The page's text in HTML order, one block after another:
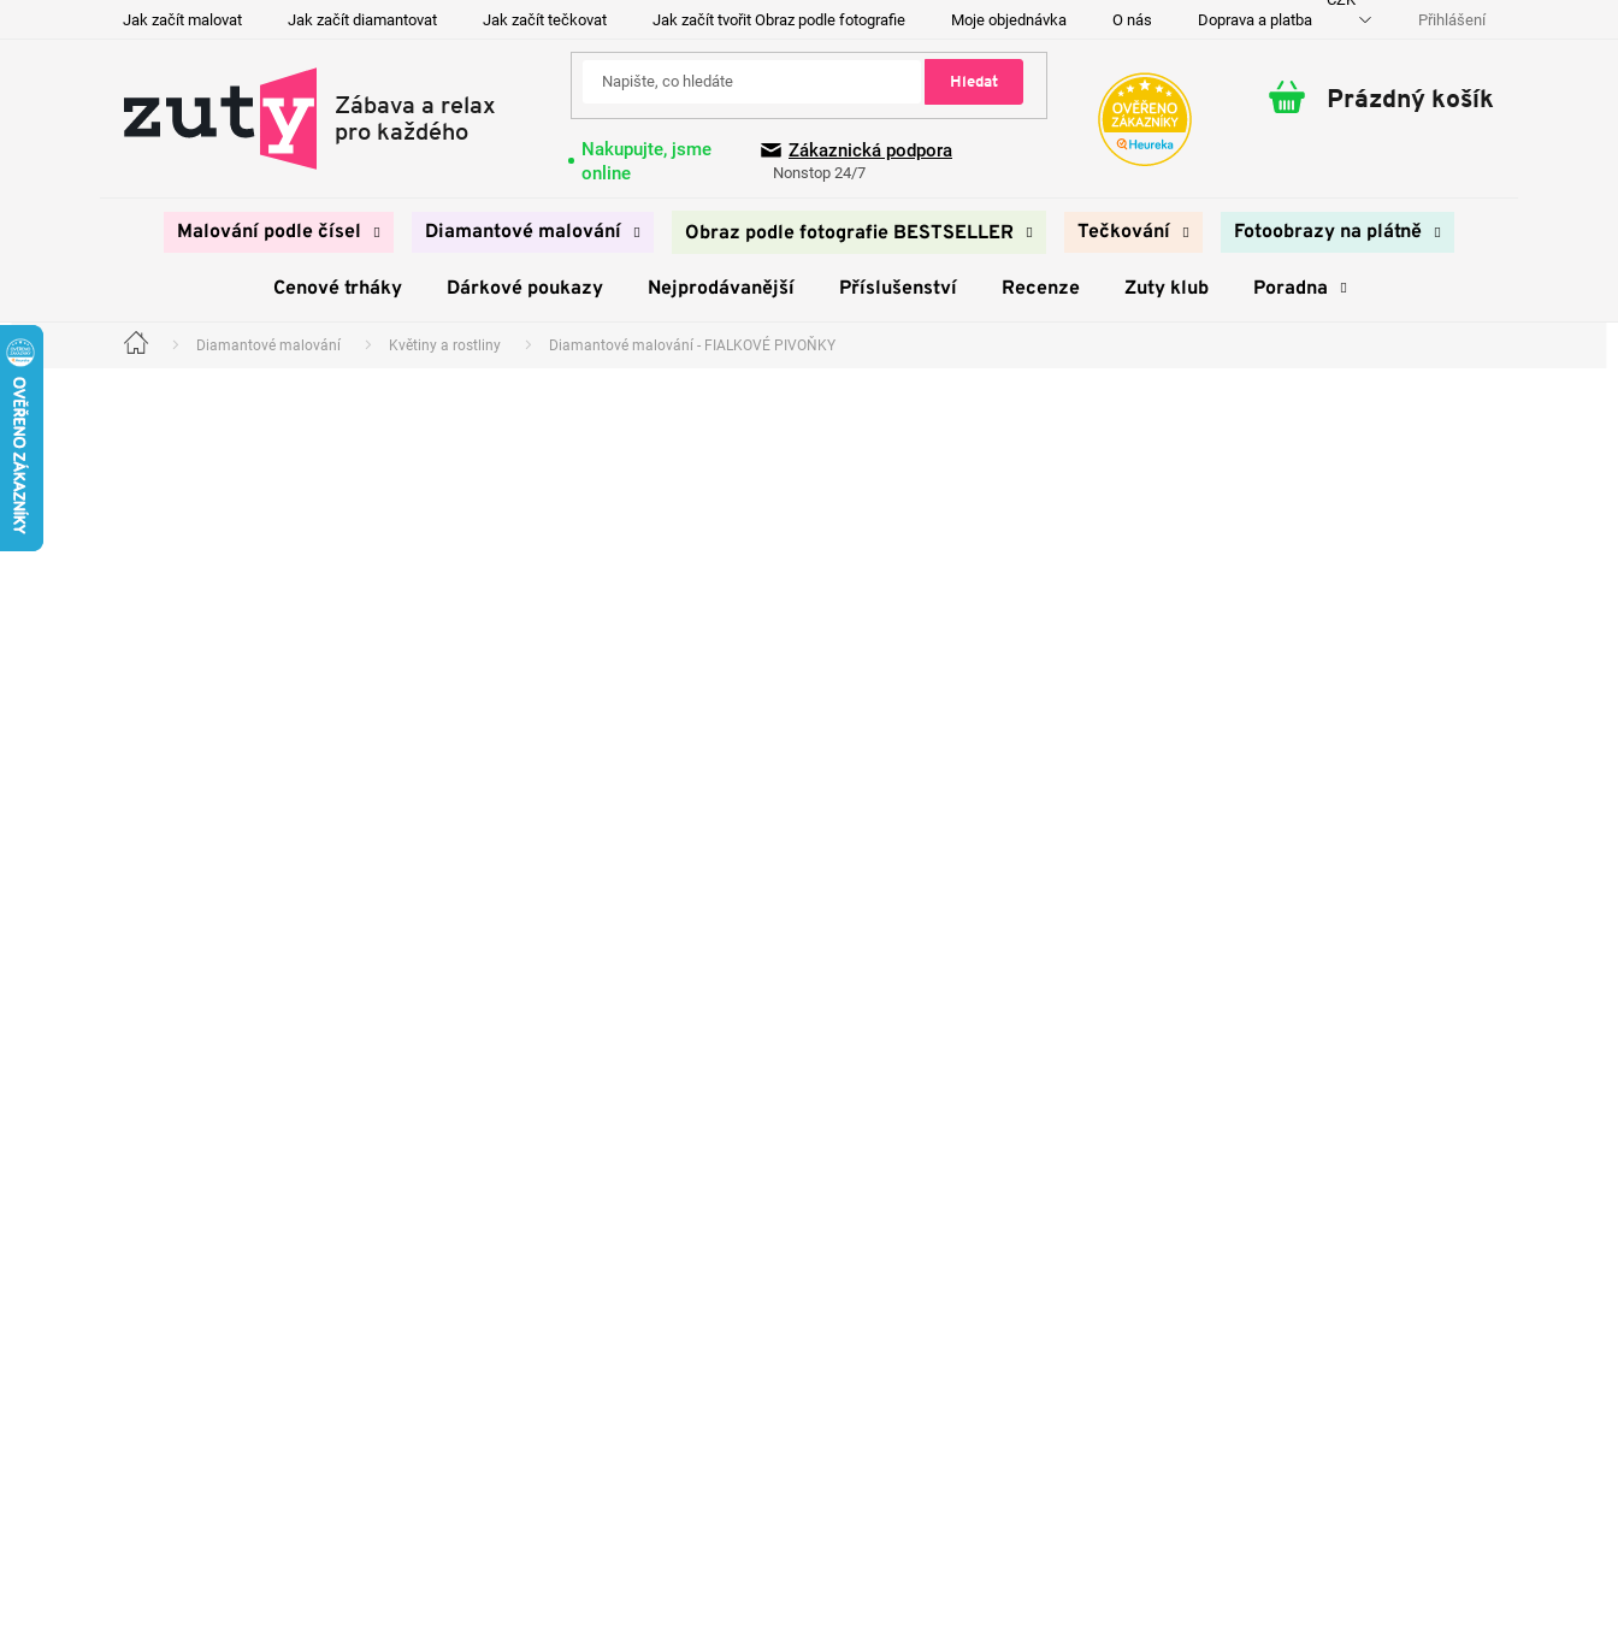
Jak začít malovat Jak začít diamantovat Jak začít tečkovat Jak začít tvořit Obraz podle fotografie Moje objednávka O nás Doprava a platba Kontakty Přihlášení
Hledat
Nakupujte, jsme
online
Zákaznická podpora
Nonstop 24/7
Nákupní
Prázdný košík
Malování podle čísel Diamantové malování Obraz podle fotografie BESTSELLER Tečkování Fotoobrazy na plátně
Cenové trháky Dárkové poukazy Nejprodávanější Příslušenství Recenze Zuty klub Poradna
Domů Diamantové malování Květiny a rostliny Diamantové malování - FIALKOVÉ PIVOŇKY